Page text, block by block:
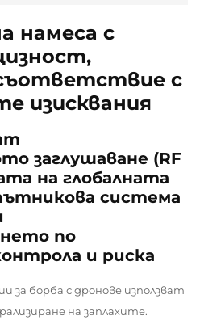
намеса с
с
изисквания
заглушаване (RF
на глобалната
система
по
и риска
за борба с дронове използват
на заплахите.